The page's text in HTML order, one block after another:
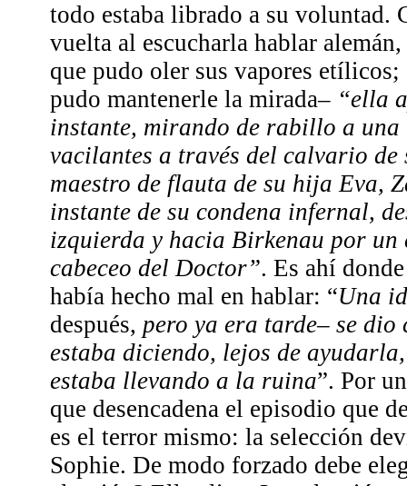
todo estaba librado a su voluntad.
vuelta al escucharla hablar
que pudo oler sus vapores
pudo mantenerle la mirada– “ella
instante, mirando de rabillo a
vacilantes a través del calvario de
maestro de flauta de su hija Eva,
instante de su condena infernal,
izquierda y hacia Birkenau por un
cabeceo del Doctor”. Es ahí
había hecho mal en hablar: “Una
después, pero ya era tarde– se dio
estaba diciendo, lejos de
estaba llevando a la ruina”. Por
que desencadena el episodio que
es el terror mismo: la selección
Sophie. De modo forzado debe